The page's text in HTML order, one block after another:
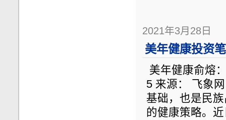
2021年3月28日
美年健康投资
美年健康俞熔
5 来源： 飞象
基础，也是民
的健康策略。